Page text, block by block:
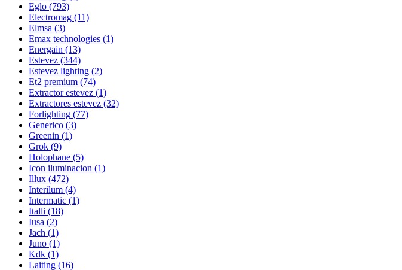
Eglo (793)
Electromag (11)
Elmsa (3)
Emax technologies (1)
Energain (13)
Estevez (344)
Estevez lighting (2)
Et2 premium (74)
Extractor estevez (1)
Extractores estevez (32)
Forlighting (77)
Generico (3)
Greenin (1)
Grok (9)
Holophane (5)
Icon iluminacion (1)
Illux (472)
Interilum (4)
Intermatic (1)
Italli (18)
Iusa (2)
Jach (1)
Juno (1)
Kdk (1)
Laiting (16)